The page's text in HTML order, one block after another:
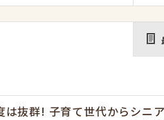
は抜群! 子育て世代からシニ